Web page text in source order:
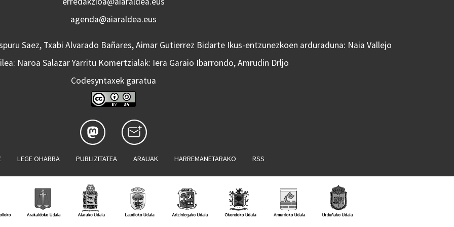
agenda@aiaraldea.eus
Saez, Txabi Alvarado Bañares, Aimar Gutierrez Bidarte Ikus-entzunezkoen arduraduna: Naia Vallejo
Naroa Salazar Yarritu Komertzialak: Iera Garaio Ibarrondo, Amrudin Drljo
Codesyntaxek garatua
LEGE OHARRA PUBLIZITATEA ARAUAK HARREMANETARAKO RSS